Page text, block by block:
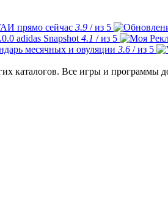
прямо сейчас 3.9 / из 5
adidas Snapshot 4.1 / из 5
месячных и овуляции 3.6 / из 5
каталогов. Все игры и программы